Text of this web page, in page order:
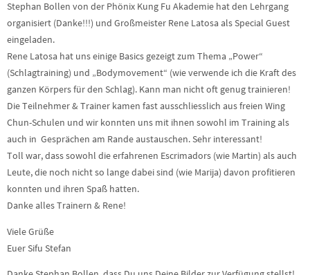
Stephan Bollen von der Phönix Kung Fu Akademie hat den Lehrgang
organisiert (Danke!!!) und Großmeister Rene Latosa als Special Guest
eingeladen.
Rene Latosa hat uns einige Basics gezeigt zum Thema „Power“
(Schlagtraining) und „Bodymovement“ (wie verwende ich die Kraft des
ganzen Körpers für den Schlag). Kann man nicht oft genug trainieren!
Die Teilnehmer & Trainer kamen fast ausschliesslich aus freien Wing
Chun-Schulen und wir konnten uns mit ihnen sowohl im Training als
auch in Gesprächen am Rande austauschen. Sehr interessant!
Toll war, dass sowohl die erfahrenen Escrimadors (wie Martin) als auch
Leute, die noch nicht so lange dabei sind (wie Marija) davon profitieren
konnten und ihren Spaß hatten.
Danke alles Trainern & Rene!
Viele Grüße
Euer Sifu Stefan